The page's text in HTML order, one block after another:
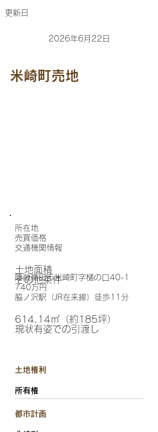
更新日
2026年6月22日
米崎町売地
その他条件
現状有姿での引渡し
土地面積
614.14㎡（約185坪）
交通機関情報
脇ノ沢駅（JR在来線）徒歩11分
​売買価格
740万円
所在地
陸前高田市米崎町字樋の口40-1
土地権利
所有権
都市計画